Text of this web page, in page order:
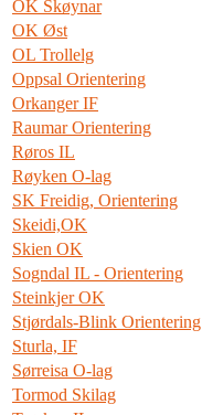
OK Skøynar
OK Øst
OL Trollelg
Oppsal Orientering
Orkanger IF
Raumar Orientering
Røros IL
Røyken O-lag
SK Freidig, Orientering
Skeidi,OK
Skien OK
Sogndal IL - Orientering
Steinkjer OK
Stjørdals-Blink Orientering
Sturla, IF
Sørreisa O-lag
Tormod Skilag